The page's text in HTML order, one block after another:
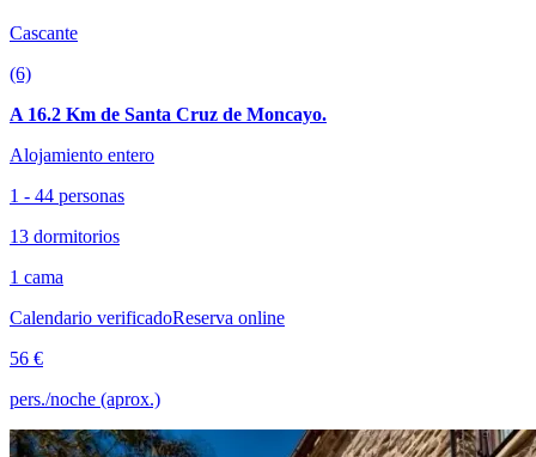
Cascante
(6)
A 16.2 Km de Santa Cruz de Moncayo.
Alojamiento entero
1 - 44 personas
13 dormitorios
1 cama
Calendario verificadoReserva online
56 €
pers./noche (aprox.)